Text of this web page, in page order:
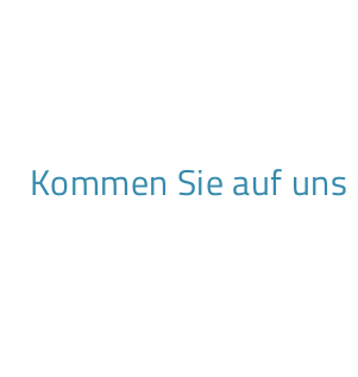
Kommen Sie auf uns